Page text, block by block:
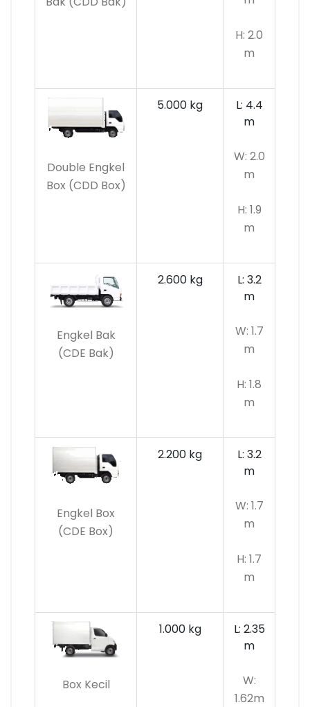
H: 2.0
m
Double Engkel
Box (CDD Box)
5.000 kg
L: 4.4
m
W: 2.0
m
H: 1.9
m
Engkel Bak
(CDE Bak)
2.600 kg
L: 3.2
m
W: 1.7
m
H: 1.8
m
Engkel Box
(CDE Box)
2.200 kg
L: 3.2
m
W: 1.7
m
H: 1.7
m
Box Kecil
1.000 kg
L: 2.35
m
W:
1.62m